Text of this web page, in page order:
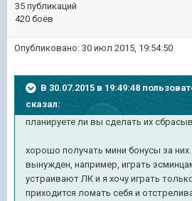
35 публикаций
420 боёв
Опубликовано: 30 июл 2015, 19:54:50
В 30.07.2015 в 19:49:48
сказал:
планируете ли вы сделать их
хорошо получать мини бонусы за
вынужден, например, играть
устраивают ЛК и я хочу играть
приходится ломать себя и